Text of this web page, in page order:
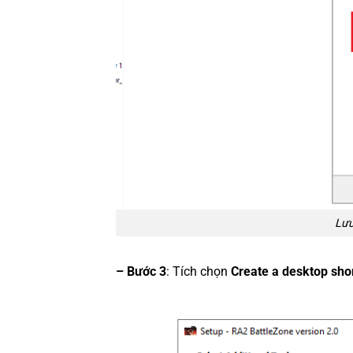
– Bước 3: Tích chọn Create a desktop